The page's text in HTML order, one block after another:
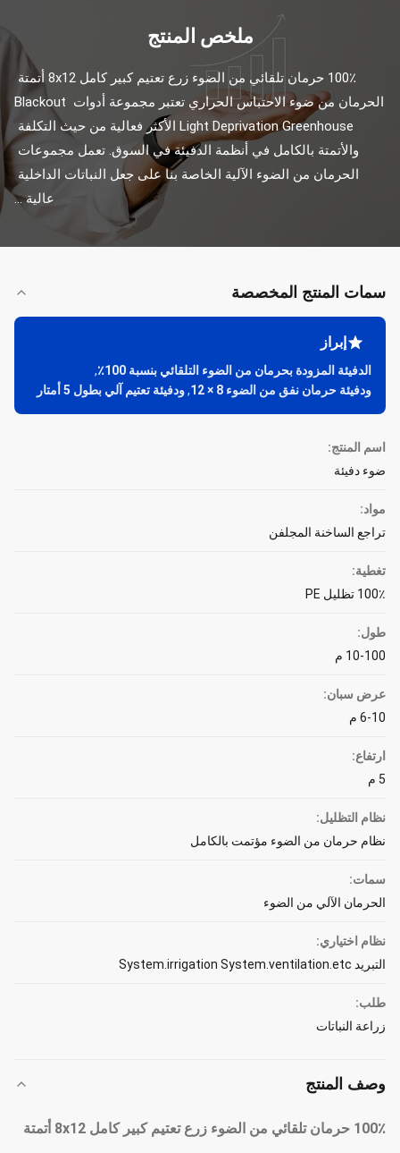
ملخص المنتج
الحرمان من ضوء الاحتباس الحراري تعتبر مجموعة أدوات Blackout
عالية ...
سمات المنتج المخصصة
إبراز
الدفيئة المزودة بحرمان من الضوء التلقائي بنسبة 100٪
,
ودفيئة حرمان نفق من الضوء 8 × 12
,ودفيئة تعتيم آلي بطول 5 أمتار
اسم المنتج:
ضوء دفيئة
مواد:
تراجع الساخنة المجلفن
تغطية:
100٪ تظليل PE
طول:
10-100 م
عرض سبان:
6-10 م
ارتفاع:
5 م
نظام التظليل:
نظام حرمان من الضوء مؤتمت بالكامل
سمات:
الحرمان الآلي من الضوء
نظام اختياري:
التبريد System.irrigation System.ventilation.etc
طلب:
زراعة النباتات
وصف المنتج
100٪ حرمان تلقائي من الضوء زرع تعتيم كبير كامل 8x12 أتمتة